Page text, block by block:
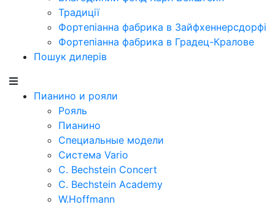
Традиції
Фортепіанна фабрика в Зайфхеннерсдорфi
Фортепіанна фабрика в Градец-Кралове
Пошук дилерів
Пианино и рояли
Рояль
Пианино
Специальные модели
Система Vario
C. Bechstein Concert
C. Bechstein Academy
W.Hoffmann